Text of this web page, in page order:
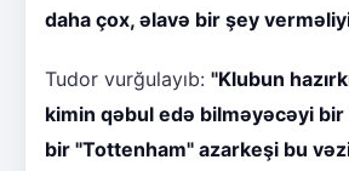
daha çox, əlavə bir şey
Tudor vurğulayıb: "Klubun
kimin qəbul edə bilməyəcəyi
bir "Tottenham" azarkeşi bu